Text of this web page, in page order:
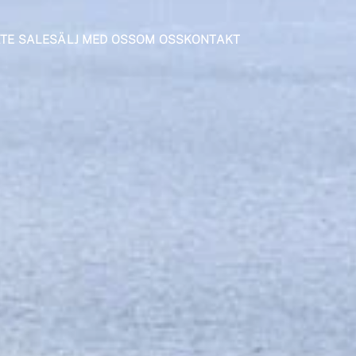
SALESÄLJ MED OSSOM OSSKONTAKT